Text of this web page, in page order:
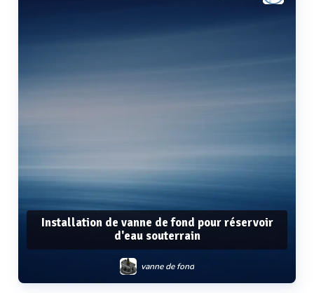
Installation de vanne de fond pour réservoir
d'eau souterrain
vanne de fond